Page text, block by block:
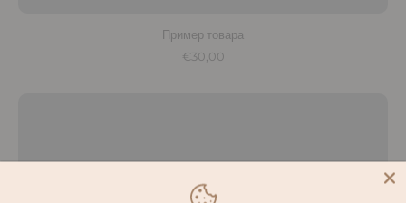
Пример товара
€30,00